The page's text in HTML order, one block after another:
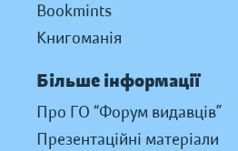
Bookmints
Книгоманія
Більше інформації
Про ГО “Форум видавців”
Презентаційні матеріали